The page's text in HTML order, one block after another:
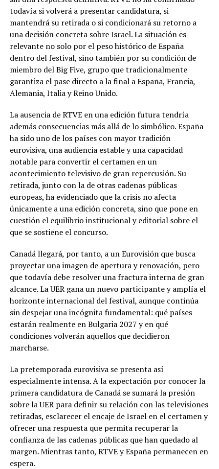
todavía si volverá a presentar candidatura, si
mantendrá su retirada o si condicionará su retorno a
una decisión concreta sobre Israel. La situación es
relevante no solo por el peso histórico de España
dentro del festival, sino también por su condición de
miembro del Big Five, grupo que tradicionalmente
garantiza el pase directo a la final a España, Francia,
Alemania, Italia y Reino Unido.
La ausencia de RTVE en una edición futura tendría
además consecuencias más allá de lo simbólico. España
ha sido uno de los países con mayor tradición
eurovisiva, una audiencia estable y una capacidad
notable para convertir el certamen en un
acontecimiento televisivo de gran repercusión. Su
retirada, junto con la de otras cadenas públicas
europeas, ha evidenciado que la crisis no afecta
únicamente a una edición concreta, sino que pone en
cuestión el equilibrio institucional y editorial sobre el
que se sostiene el concurso.
Canadá llegará, por tanto, a un Eurovisión que busca
proyectar una imagen de apertura y renovación, pero
que todavía debe resolver una fractura interna de gran
alcance. La UER gana un nuevo participante y amplía el
horizonte internacional del festival, aunque continúa
sin despejar una incógnita fundamental: qué países
estarán realmente en Bulgaria 2027 y en qué
condiciones volverán aquellos que decidieron
marcharse.
La pretemporada eurovisiva se presenta así
especialmente intensa. A la expectación por conocer la
primera candidatura de Canadá se sumará la presión
sobre la UER para definir su relación con las televisiones
retiradas, esclarecer el encaje de Israel en el certamen y
ofrecer una respuesta que permita recuperar la
confianza de las cadenas públicas que han quedado al
margen. Mientras tanto, RTVE y España permanecen en
espera.